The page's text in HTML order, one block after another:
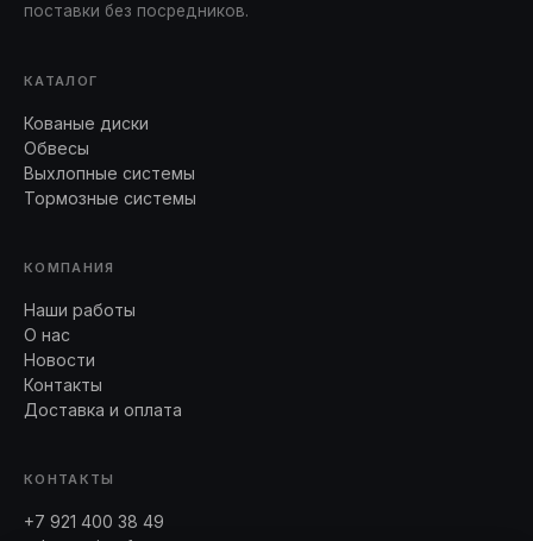
поставки без посредников.
КАТАЛОГ
Кованые диски
Обвесы
Выхлопные системы
Тормозные системы
КОМПАНИЯ
Наши работы
О нас
Новости
Контакты
Доставка и оплата
КОНТАКТЫ
+7 921 400 38 49